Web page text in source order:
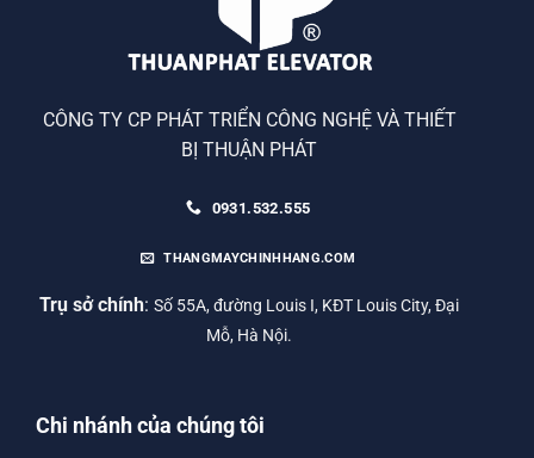
CÔNG TY CP PHÁT TRIỂN CÔNG NGHỆ VÀ THIẾT
BỊ THUẬN PHÁT
0931.532.555
THANGMAYCHINHHANG.COM
Trụ sở chính: Số 55A, đường Louis I, KĐT Louis City, Đại
Mỗ, Hà Nội.
Chi nhánh của chúng tôi